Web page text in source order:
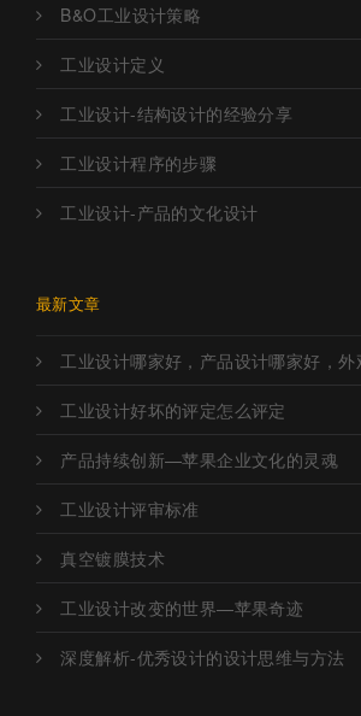
B&O工业设计策略
工业设计定义
工业设计-结构设计的经验分享
工业设计程序的步骤
工业设计-产品的文化设计
最新文章
工业设计哪家好，产品设计哪家好，
工业设计好坏的评定怎么评定
产品持续创新—苹果企业文化的灵魂
工业设计评审标准
真空镀膜技术
工业设计改变的世界—苹果奇迹
深度解析-优秀设计的设计思维与方法